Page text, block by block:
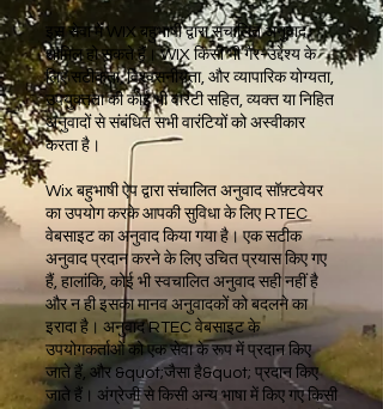
इस सेवा में WIX बहुभाषी द्वारा संचालित अनुवाद
शामिल हो सकते हैं। WIX किसी भी गैर-उद्देश्य के
लिए सटीकता, विश्वसनीयता, और व्यापारिक योग्यता,
उपयुक्तता की कोई भी वारंटी सहित, व्यक्त या निहित
अनुवादों से संबंधित सभी वारंटियों को अस्वीकार
करता है।
Wix बहुभाषी ऐप द्वारा संचालित अनुवाद सॉफ़्टवेयर
का उपयोग करके आपकी सुविधा के लिए RTEC
वेबसाइट का अनुवाद किया गया है। एक सटीक
अनुवाद प्रदान करने के लिए उचित प्रयास किए गए
हैं, हालांकि, कोई भी स्वचालित अनुवाद सही नहीं है
और न ही इसका मानव अनुवादकों को बदलने का
इरादा है। अनुवाद RTEC वेबसाइट के
उपयोगकर्ताओं को एक सेवा के रूप में प्रदान किए
जाते हैं, और &quot;जैसा है&quot; प्रदान किए
जाते हैं। अंग्रेजी से किसी अन्य भाषा में किए गए किसी